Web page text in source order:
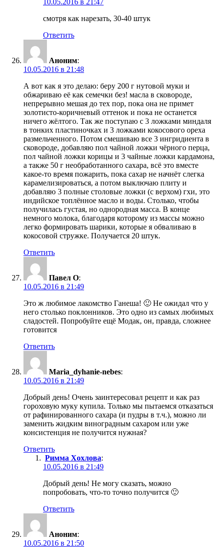
10.05.2016 в 21:47
смотря как нарезать, 30-40 штук
Ответить
Аноним:
10.05.2016 в 21:48
А вот как я это делаю: беру 200 г нутовой муки и
обжариваю её как семечки без! масла в сковороде,
непрерывно мешая до тех пор, пока она не примет
золотисто-коричневый оттенок и пока не останется
ничего жёлтого. Так же поступаю с 3 ложками миндаля
в тонких пластиночках и 3 ложками кокосового ореха
размельченного. Потом смешиваю все 3 ингридиента в
сковороде, добавляю пол чайной ложки чёрного перца,
пол чайной ложки корицы и 3 чайные ложки кардамона,
а также 50 г необработанного сахара, всё это вместе
какое-то время пожарить, пока сахар не начнёт слегка
карамелизироваться, а потом выключаю плиту и
добавляю 3 полные столовые ложки (с верхом) гхи, это
индийское топлённое масло и воды. Столько, чтобы
получилась густая, но однородная масса. В конце
немного молока, благодаря которому из массы можно
легко формировать шарики, которые я обваливаю в
кокосовой стружке. Получается 20 штук.
Ответить
Павел О:
10.05.2016 в 21:49
Это ж любимое лакомство Ганеша! 🙂 Не ожидал что у
него столько поклонников. Это одно из самых любимых
сладостей. Попробуйте ещё Модак, он, правда, сложнее
готовится
Ответить
Maria_dyhanie-nebes:
10.05.2016 в 21:49
Добрый день! Очень заинтересовал рецепт и как раз
гороховую муку купила. Только мы пытаемся отказаться
от рафинированного сахара (и пудры в т.ч.), можно ли
заменить жидким виноградным сахаром или уже
консистенция не получится нужная?
Ответить
Римма Хохлова:
10.05.2016 в 21:49
Добрый день! Не могу сказать, можно
попробовать, что-то точно получится 🙂
Ответить
Аноним:
10.05.2016 в 21:50